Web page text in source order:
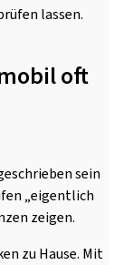
lassen.
oft
sein
„eigentlich
zeigen.
zu Hause. Mit